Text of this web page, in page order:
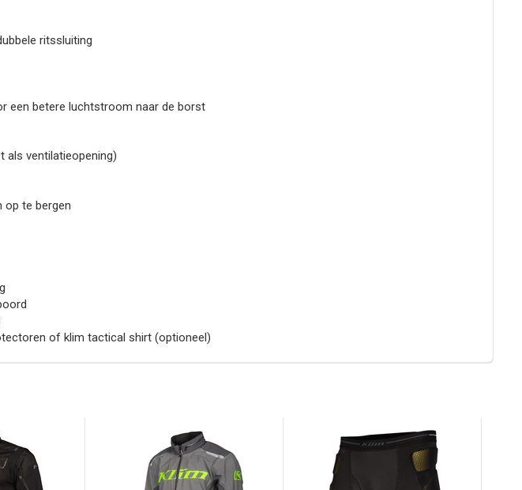
ritssluiting
een betere luchtstroom naar de borst
als ventilatieopening)
op te bergen
of klim tactical shirt (optioneel)